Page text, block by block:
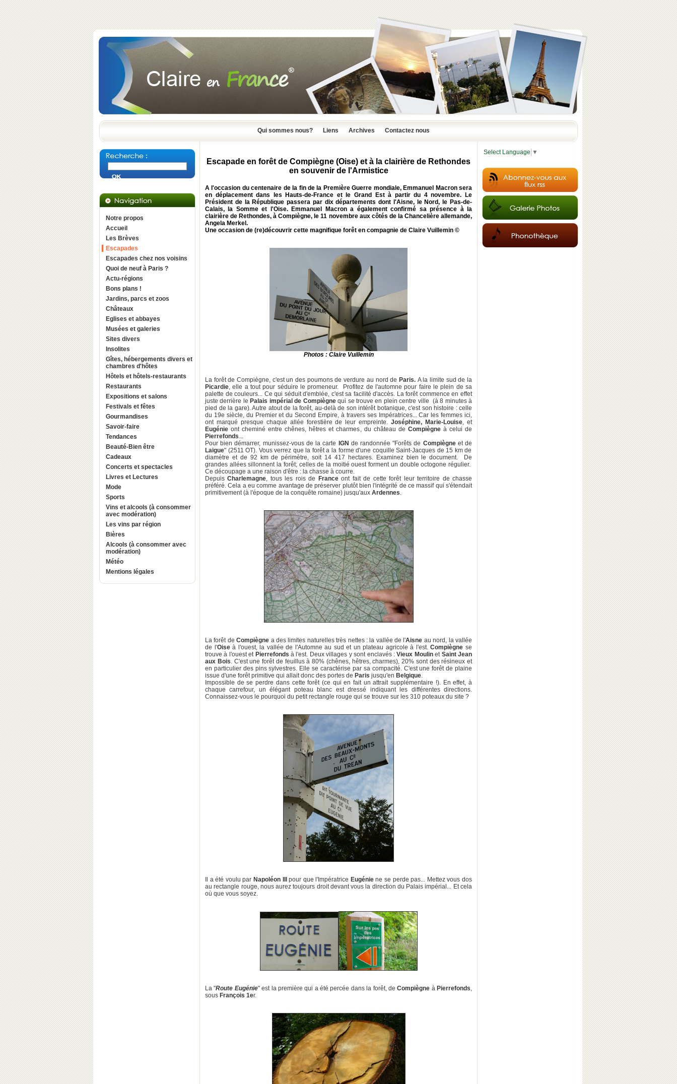
Qui sommes nous? Liens Archives Contactez nous
Notre propos
Accueil
Les Brèves
Escapades
Escapades chez nos voisins
Quoi de neuf à Paris ?
Actu-régions
Bons plans !
Jardins, parcs et zoos
Châteaux
Eglises et abbayes
Musées et galeries
Sites divers
Insolites
Gîtes, hébergements divers et
chambres d'hôtes
Hôtels et hôtels-restaurants
Restaurants
Expositions et salons
Festivals et fêtes
Gourmandises
Savoir-faire
Tendances
Beauté-Bien être
Cadeaux
Concerts et spectacles
Livres et Lectures
Mode
Sports
Vins et alcools (à consommer
avec modération)
Les vins par région
Bières
Alcools (à consommer avec
modération)
Météo
Mentions légales
Escapade en forêt de Compiègne (Oise) et à la clairière de Rethondes
en souvenir de l'Armistice
A l'occasion du centenaire de la fin de la Première Guerre mondiale, Emmanuel Macron sera
en déplacement dans les Hauts-de-France et le Grand Est à partir du 4 novembre. Le
Président de la République passera par dix départements dont l'Aisne, le Nord, le Pas-de-
Calais, la Somme et l'Oise. Emmanuel Macron a également confirmé sa présence à la
clairière de Rethondes, à Compiègne, le 11 novembre aux côtés de la Chancelière allemande,
Angela Merkel.
Une occasion de (re)découvrir cette magnifique forêt en compagnie de Claire Vuillemin ©
Photos : Claire Vuillemin
La forêt de Compiègne, c'est un des poumons de verdure au nord de Paris. A la limite sud de la
Picardie, elle a tout pour séduire le promeneur. Profitez de l'automne pour faire le plein de sa
palette de couleurs... Ce qui séduit d'emblée, c'est sa facilité d'accès. La forêt commence en effet
juste derrière le Palais impérial de Compiègnequi se trouve en plein centre ville (à 8 minutes à
pied de la gare). Autre atout de la forêt, au-delà de son intérêt botanique, c'est son histoire : celle
du 19e siècle, du Premier et du Second Empire, à travers ses Impératrices... Car les femmes ici,
ont marqué presque chaque allée forestière de leur empreinte.Joséphine, Marie-Louise, et
Eugénie ont cheminé entre chênes, hêtres et charmes, du château de Compiègneà celui de
Pierrefonds...
Pour bien démarrer, munissez-vous de la carte
IGN de randonnée "Forêts de Compiègneet de
Laigue" (2511 OT). Vous verrez que la forêt a la forme d'une coquille Saint-Jacques de 15 km de
diamètre et de 92 km de périmètre, soit 14 417 hectares. Examinez bien le document. De
grandes allées sillonnent la forêt; celles de la moitié ouest forment un double octogone régulier.
Ce découpage a une raison d'être : la chasse à courre.
DepuisCharlemagne, tous les rois de Franceont fait de cette forêt leur territoire de chasse
préféré. Cela a eu comme avantage de préserver plutôt bien l'intégrité de ce massif qui s'étendait
primitivement (à l'époque de la conquête romaine) jusqu'aux Ardennes.
La forêt deCompiègne a des limites naturelles très nettes : la vallée de l'Aisne au nord, la vallée
de l'Oiseà l'ouest, la vallée de l'Automne au sud et un plateau agricole à l'est.Compiègne se
trouve à l'ouest et Pierrefonds à l'est. Deux villages y sont enclavés :Vieux Moulinet Saint Jean
aux Bois. C'est une forêt de feuillus à 80% (chênes, hêtres, charmes), 20% sont des résineux et
en particulier des pins sylvestres. Elle se caractérise par sa compacité. C'est une forêt de plaine
issue d'une forêt primitive qui allait donc des portes de Paris jusqu'en Belgique.
Impossible de se perdre dans cette forêt (ce qui en fait un attrait supplémentaire !). En effet, à
chaque carrefour, un élégant poteau blanc est dressé indiquant les différentes directions.
Connaissez-vous le pourquoi du petit rectangle rouge qui se trouve sur les 310 poteaux du site ?
Il a été voulu par Napoléon IIIpour que l'Impératrice Eugéniene se perde pas... Mettez vous dos
au rectangle rouge, nous aurez toujours droit devant vous la direction du Palais impérial... Et cela
où que vous soyez.
La "Route Eugénie" est la première qui a été percée dans la forêt, deCompiègne à Pierrefonds,
sous François 1er.
Select Language ▼